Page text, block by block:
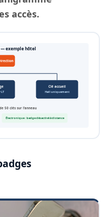
accès.
— exemple hôtel
LT
Clé accueil
Hall uniquement
50 clés sur l’anneau
Électronique : badge désactivé à distance